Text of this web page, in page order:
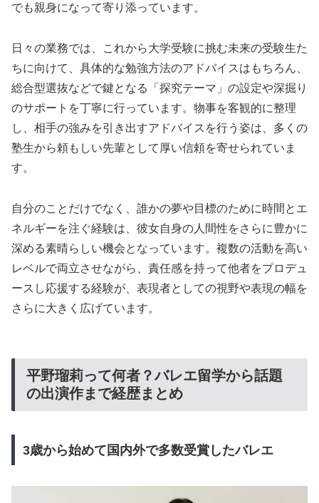
でも親身になって寄り添っています。
日々の業務では、これから大学受験に挑む未来の受験生た
ちに向けて、具体的な勉強方法のアドバイスはもちろん、
総合型選抜などで鍵となる「探究テーマ」の設定や深掘り
のサポートを丁寧に行っています。物事を客観的に整理
し、相手の強みを引き出すアドバイスを行う姿は、多くの
塾生から頼もしい先輩として厚い信頼を寄せられていま
す。
自分のことだけでなく、誰かの夢や目標のために時間とエ
ネルギーを注ぐ経験は、彼女自身の人間性をさらに豊かに
深める素晴らしい機会となっています。複数の活動を高い
レベルで両立させながら、責任感を持って他者をプロデュ
ースし応援する経験が、表現者としての視野や表現の幅を
さらに大きく広げています。
平野瑠莉って何者？バレエ留学から話題
の出演作まで経歴まとめ
3歳から始めて国内外で多数受賞したバレエ